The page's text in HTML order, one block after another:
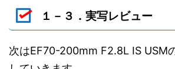
１－３．実写レビュー
次はEF70-200mm F2.8L IS USM